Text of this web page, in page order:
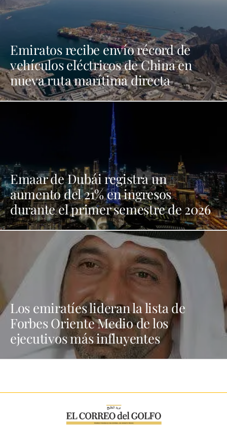
Emiratos recibe envío récord de
vehículos eléctricos de China en
nueva ruta marítima directa
Emaar de Dubái registra un
aumento del 21% en ingresos
durante el primer semestre de 2026
Los emiratíes lideran la lista de
Forbes Oriente Medio de los
ejecutivos más influyentes